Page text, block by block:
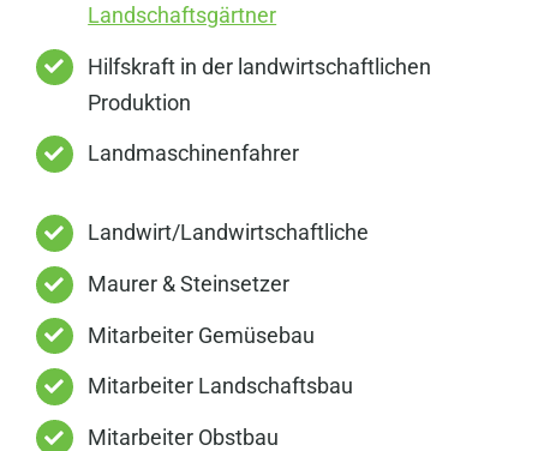
Landschaftsgärtner
Hilfskraft in der landwirtschaftlichen
Produktion
Landmaschinenfahrer
Landwirt/Landwirtschaftliche
Maurer & Steinsetzer
Mitarbeiter Gemüsebau
Mitarbeiter Landschaftsbau
Mitarbeiter Obstbau